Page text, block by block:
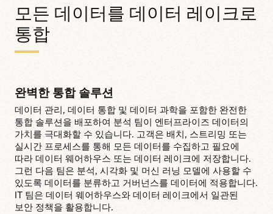
모든 데이터를 데이터 레이크로
통합
완벽한 통합 솔루션
데이터 관리, 데이터 통합 및 데이터 과학을 포함한 완전한
통합 솔루션을 배포하여 분석 팀이 엔터프라이즈 데이터의
가치를 극대화할 수 있습니다. 고객은 배치, 스트리밍 또는
실시간 프로세스를 통해 모든 데이터를 수집하고 필요에
따라 데이터 웨어하우스 또는 데이터 레이크에 저장합니다.
그런 다음 팀은 분석, 시각화 및 머신 러닝 모델에 사용할 수
있도록 데이터를 분류하고 거버넌스를 데이터에 적용합니다.
IT 팀은 데이터 웨어하우스와 데이터 레이크에서 일관된
보안 정책을 활용합니다.